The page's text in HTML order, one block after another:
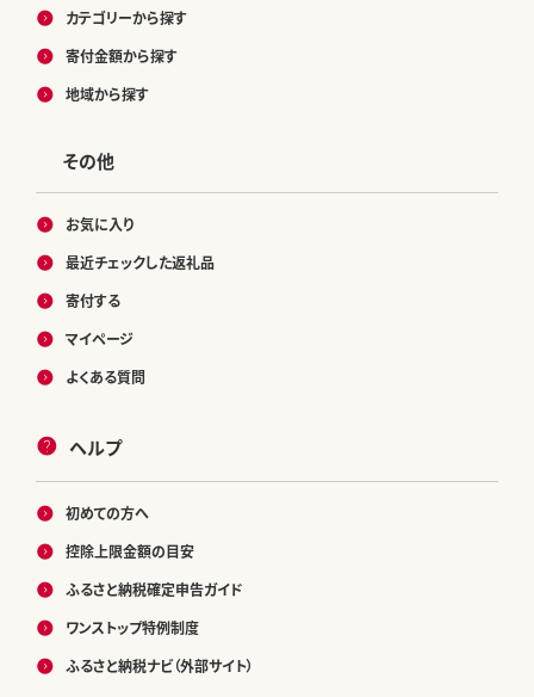
カテゴリーから探す
寄付金額から探す
地域から探す
その他
お気に入り
最近チェックした返礼品
寄付する
マイページ
よくある質問
ヘルプ
初めての方へ
控除上限金額の目安
ふるさと納税確定申告ガイド
ワンストップ特例制度
ふるさと納税ナビ（外部サイト）